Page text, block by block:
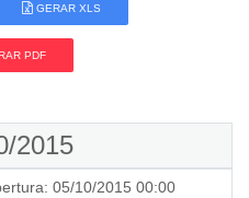
GERAR XLS
PDF
2015
05/10/2015 00:00